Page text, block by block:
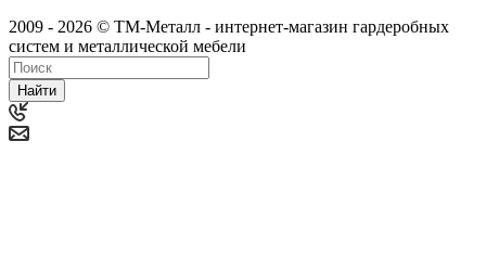
2009 - 2026 © ТМ-Металл - интернет-магазин гардеробных
систем и металлической мебели
Найти